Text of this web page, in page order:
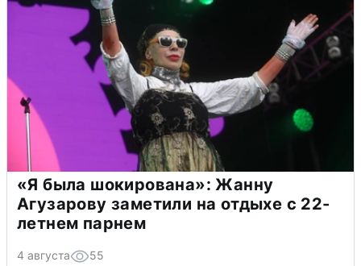
«Я была шокирована»: Жанну
Агузарову заметили на отдыхе с 22-
летнем парнем
4 августа 55